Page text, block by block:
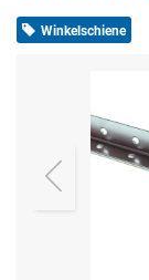
Winkelschiene